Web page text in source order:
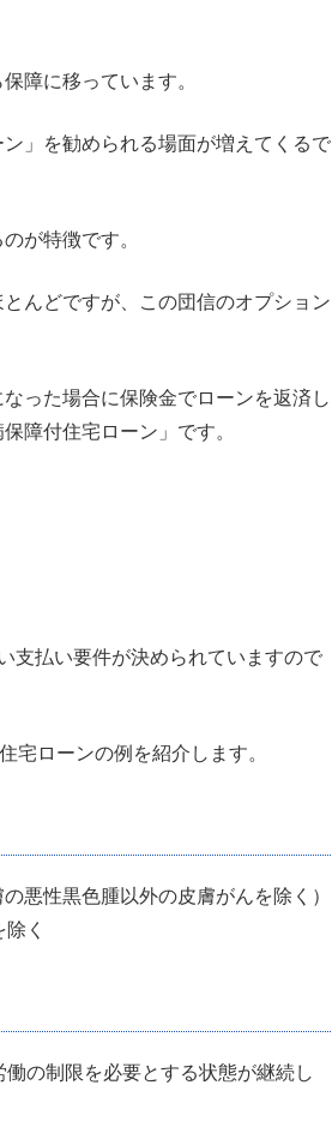
障に移っています。
」を勧められる場面が増えてくるで
が特徴です。
んどですが、この団信のオプション
った場合に保険金でローンを返済し
障付住宅ローン」です。
支払い要件が決められていますので
宅ローンの例を紹介します。
悪性黒色腫以外の皮膚がんを除く）
く
の制限を必要とする状態が継続し